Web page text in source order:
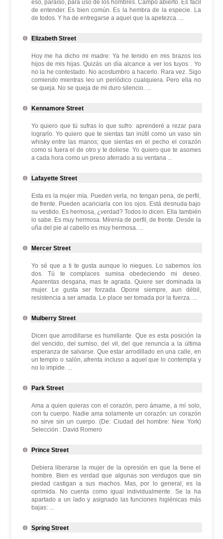
eso, paraíso, para uso de los hombres. Campo abierto. Es fácil
de entender. Es bien común. Es la hembra de la especie. La
de todos. Y ha de entregarse a aquel que la apetezca. ...
Elizabeth Street
Hoy me ha dicho mi madre: Ya he tenido en mis brazos los
hijos de mis hijas. Quizás un día alcance a ver los tuyos . Yo
no la he contestado. No acostumbro a hacerlo. Rara vez. Sigo
comiendo mientras leo un periódico cualquiera. Pero ella no
se queja. No se queja de mi duro silencio. ...
Kennamore Street
Yo quiero que tú sufras lo que sufro: aprenderé a rezar para
lograrlo. Yo quiero que te sientas tan inútil como un vaso sin
whisky entre las manos; que sientas en el pecho el corazón
como si fuera el de otro y te doliese. Yo quiero que te asomes
a cada hora como un preso aferrado a su ventana ...
Lafayette Street
Esta es la mujer mía. Pueden verla, no tengan pena, de perfil,
de frente. Pueden acariciarla con los ojos. Está desnuda bajo
su vestido. Es hermosa, ¿verdad? Todos lo dicen. Ella también
lo sabe. Es muy hermosa. Mírenla de perfil, de frente. Desde la
uña del pie al cabello es muy hermosa. ...
Mercer Street
Yo sé que a ti te gusta aunque lo niegues. Lo sabemos los
dos. Tú te complaces sumisa obedeciendo mi deseo.
Aparentas desgana, mas te agrada. Quiere ser dominada la
mujer. Le gusta ser forzada. Opone siempre, aun débil,
resistencia a ser amada. Le place ser tomada por la fuerza. ...
Mulberry Street
Dicen que arrodillarse es humillante. Que es esta posición la
del vencido, del sumiso, del vil, del que renuncia a la última
esperanza de salvarse. Que estar arrodillado en una calle, en
un templo o salón, afrenta incluso a aquel que lo contempla y
no lo impide. ...
Park Street
Ama a quien quieras con el corazón, pero ámame, a mí solo,
con tu cuerpo. Nadie ama solamente un corazón: un corazón
no sirve sin un cuerpo. (De: Ciudad del hombre: New York)
Selección : David Romero
Prince Street
Debiera liberarse la mujer de la opresión en que la tiene el
hombre. Bien es verdad que algunas son verdugos que sin
piedad castigan a sus machos. Mas, por lo general, es la
oprimida. No cuenta como igual individualmente. Se la ha
apartado a un lado y asignado las funciones higiénicas más
bajas: ...
Spring Street